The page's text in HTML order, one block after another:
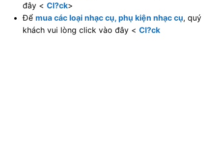
đây < Cl?ck>
Để mua các loại nhạc cụ, phụ kiện nhạc cụ, quý
khách vui lòng click vào đây < Cl?ck